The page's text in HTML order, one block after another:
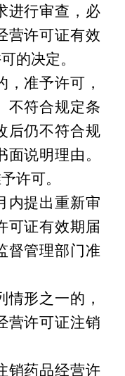
进行审查，必
营许可证有效
的决定。
准予许可，
不符合规定条
后仍不符合规
说明理由。
许可。
内提出重新审
可证有效期届
督管理部门准
情形之一的，
营许可证注销
销药品经营许